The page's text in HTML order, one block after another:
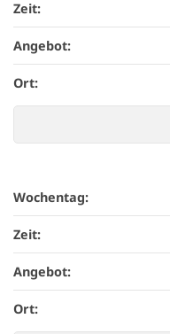
Zeit:
Angebot:
Ort:
Wochentag:
Zeit:
Angebot:
Ort: